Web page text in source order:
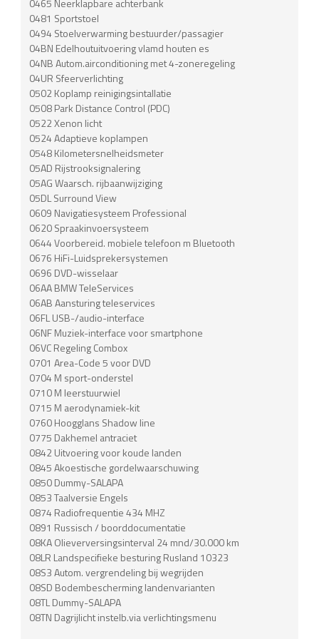
0481 Sportstoel
0494 Stoelverwarming bestuurder/passagier
04BN Edelhoutuitvoering vlamd houten es
04NB Autom.airconditioning met 4-zoneregeling
04UR Sfeerverlichting
0502 Koplamp reinigingsintallatie
0508 Park Distance Control (PDC)
0522 Xenon licht
0524 Adaptieve koplampen
0548 Kilometersnelheidsmeter
05AD Rijstrooksignalering
05AG Waarsch. rijbaanwijziging
05DL Surround View
0609 Navigatiesysteem Professional
0620 Spraakinvoersysteem
0644 Voorbereid. mobiele telefoon m Bluetooth
0676 HiFi-Luidsprekersystemen
0696 DVD-wisselaar
06AA BMW TeleServices
06AB Aansturing teleservices
06FL USB-/audio-interface
06NF Muziek-interface voor smartphone
06VC Regeling Combox
0701 Area-Code 5 voor DVD
0704 M sport-onderstel
0710 M leerstuurwiel
0715 M aerodynamiek-kit
0760 Hoogglans Shadow line
0775 Dakhemel antraciet
0842 Uitvoering voor koude landen
0845 Akoestische gordelwaarschuwing
0850 Dummy-SALAPA
0853 Taalversie Engels
0874 Radiofrequentie 434 MHZ
0891 Russisch / boorddocumentatie
08KA Olieverversingsinterval 24 mnd/30.000 km
08LR Landspecifieke besturing Rusland 10323
08S3 Autom. vergrendeling bij wegrijden
08SD Bodembescherming landenvarianten
08TL Dummy-SALAPA
08TN Dagrijlicht instelb.via verlichtingsmenu